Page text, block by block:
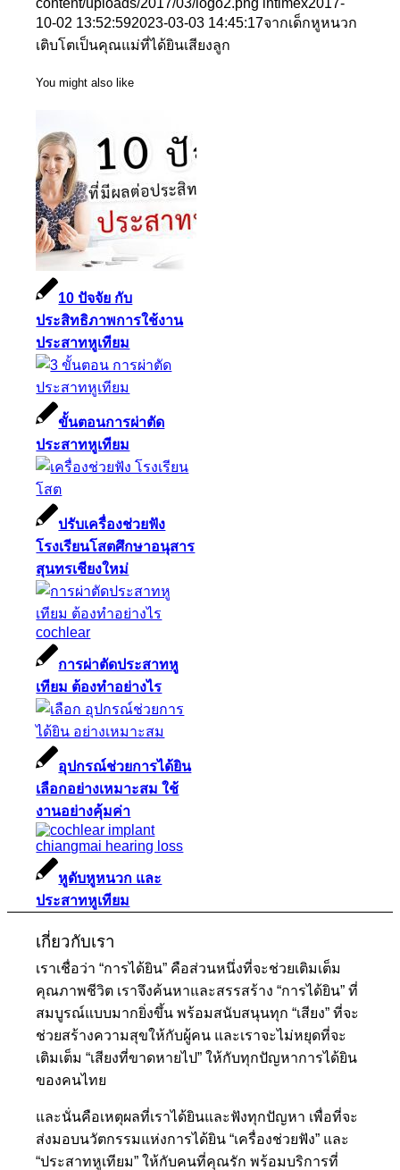
content/uploads/2017/03/logo2.png intimex2017-
10-02 13:52:592023-03-03 14:45:17จากเด็กหูหนวก
เติบโตเป็นคุณแม่ที่ได้ยินเสียงลูก
You might also like
10 ปัจจัย กับ
ประสิทธิภาพการใช้งาน
ประสาทหูเทียม
ขั้นตอนการผ่าตัด
ประสาทหูเทียม
ปรับเครื่องช่วยฟัง
โรงเรียนโสตศึกษาอนุสาร
สุนทรเชียงใหม่
การผ่าตัดประสาทหู
เทียม ต้องทำอย่างไร
อุปกรณ์ช่วยการได้ยิน
เลือกอย่างเหมาะสม ใช้
งานอย่างคุ้มค่า
หูดับหูหนวก และ
ประสาทหูเทียม
เกี่ยวกับเรา
เราเชื่อว่า “การได้ยิน” คือส่วนหนึ่งที่จะช่วยเติมเต็ม
คุณภาพชีวิต เราจึงค้นหาและสรรสร้าง “การได้ยิน” ที่
สมบูรณ์แบบมากยิ่งขึ้น พร้อมสนับสนุนทุก “เสียง” ที่จะ
ช่วยสร้างความสุขให้กับผู้คน และเราจะไม่หยุดที่จะ
เติมเต็ม “เสียงที่ขาดหายไป” ให้กับทุกปัญหาการได้ยิน
ของคนไทย
และนั่นคือเหตุผลที่เราได้ยินและฟังทุกปัญหา เพื่อที่จะ
ส่งมอบนวัตกรรมแห่งการได้ยิน “เครื่องช่วยฟัง” และ
“ประสาทหูเทียม” ให้กับคนที่คุณรัก พร้อมบริการที่